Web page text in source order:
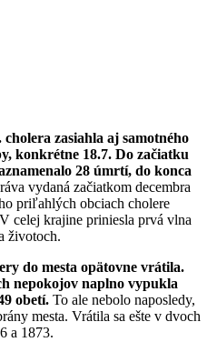
zasiahla aj samotného
konkrétne 18.7. Do začiatku
28 úmrtí, do konca
vydaná začiatkom decembra
priľahlých obciach cholere
celej krajine priniesla prvá vlna
životoch.
do mesta opätovne vrátila.
nepokojov naplno vypukla
obetí. To ale nebolo naposledy,
mesta. Vrátila sa ešte v dvoch
a 1873.